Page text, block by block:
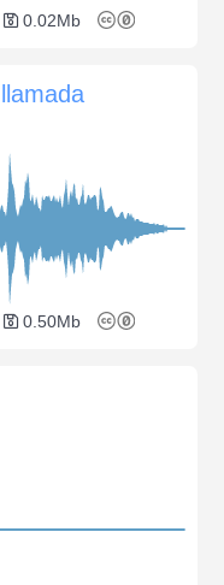
0.02Mb
0.50Mb